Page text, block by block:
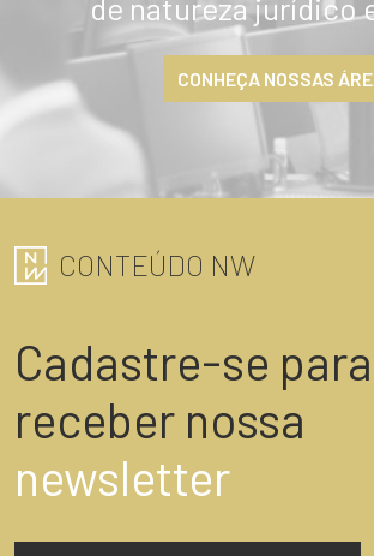
CONHEÇA NOSSAS
CONTEÚDO NW
Cadastre-se para
receber nossa
newsletter